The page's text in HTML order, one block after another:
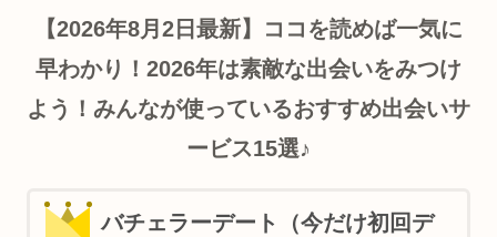
【2026年8月2日最新】ココを読めば一気に
早わかり！2026年は素敵な出会いをみつけ
よう！みんなが使っているおすすめ出会いサ
ービス15選♪
バチェラーデート（今だけ初回デ